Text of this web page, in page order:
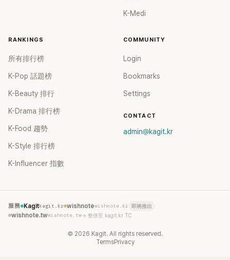
K-Medi
RANKINGS
所有排行榜
K-Pop 話題榜
K-Beauty 排行
K-Drama 排行榜
K-Food 趨勢
K-Style 排行榜
K-Influencer 指數
COMMUNITY
Login
Bookmarks
Settings
CONTACT
admin@kagit.kr
服務 Kagitkagit.kr wishnotewishnote.kr 即將推出
wishnote.twwishnote.tw→ 整併至 kagit.kr TC
© 2026 Kagit. All rights reserved.
TermsPrivacy